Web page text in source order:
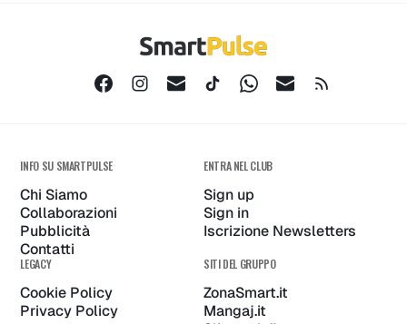
INFO SU SMARTPULSE
Chi Siamo
Collaborazioni
Pubblicità
Contatti
ENTRA NEL CLUB
Sign up
Sign in
Iscrizione Newsletters
LEGACY
Cookie Policy
Privacy Policy
SITI DEL GRUPPO
ZonaSmart.it
Mangaj.it